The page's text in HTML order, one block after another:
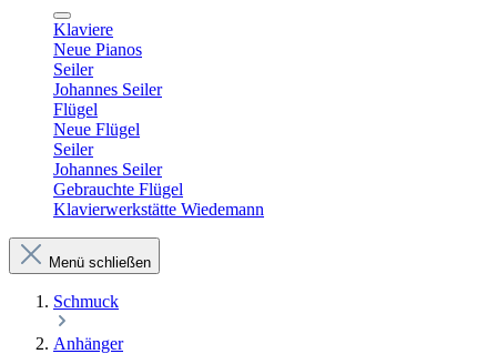
Klaviere
Neue Pianos
Seiler
Johannes Seiler
Flügel
Neue Flügel
Seiler
Johannes Seiler
Gebrauchte Flügel
Klavierwerkstätte Wiedemann
Menü schließen
Schmuck
Anhänger